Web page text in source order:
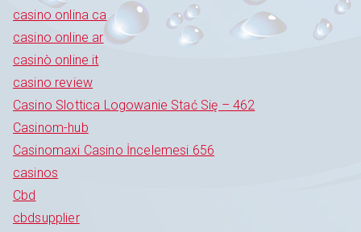
casino onlina ca
casino online ar
casinò online it
casino review
Casino Slottica Logowanie Stać Się – 462
Casinom-hub
Casinomaxi Casino İncelemesi 656
casinos
Cbd
cbdsupplier